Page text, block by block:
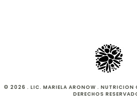
© 2026 . LIC. MARIELA ARONOW . NUTRICION
DERECHOS